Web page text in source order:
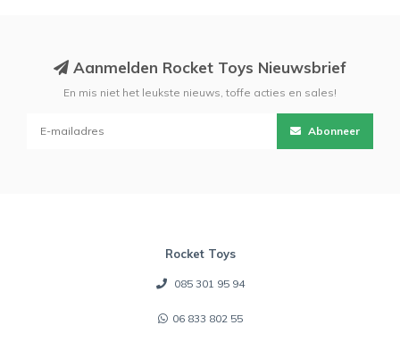
Aanmelden Rocket Toys Nieuwsbrief
En mis niet het leukste nieuws, toffe acties en sales!
Abonneer
Rocket Toys
085 301 95 94
06 833 802 55